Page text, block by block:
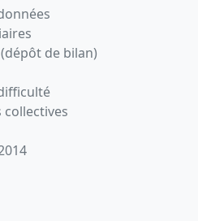
de bilan)
collectives